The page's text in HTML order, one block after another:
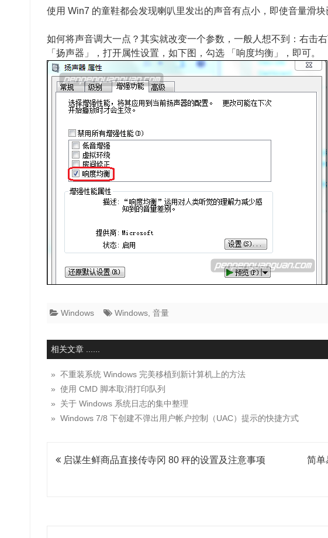
音
量
使用 Win7 的童鞋都会发现喇叭里发出的声音有点小，即使音量滑
如何将声音调大一点？其实就改变一个参数，一般人想不到：右击
「扬声器」，打开属性设置，如下图，勾选 「响度均衡」，即可。
Windows Windows 音量
相关文章 ......
» 不重装系统 Windows 完美移植到新计算机上的方法
» 使用 CMD 脚本取消打印队列
» 关于 Windows 系统日志的集中整理
» Windows 7/8 下创建不弹出用户帐户控制（UAC）提示的快捷方式
文 启谋生鲜商品直接传寺冈 80 秤的设置及注意事项
简单